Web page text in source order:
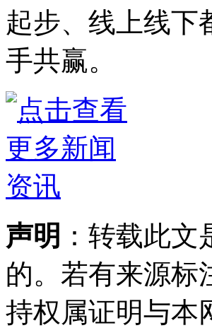
起步、线上线下
手共赢。
声明 ：转载此
的。若有来源标
持权属证明与本